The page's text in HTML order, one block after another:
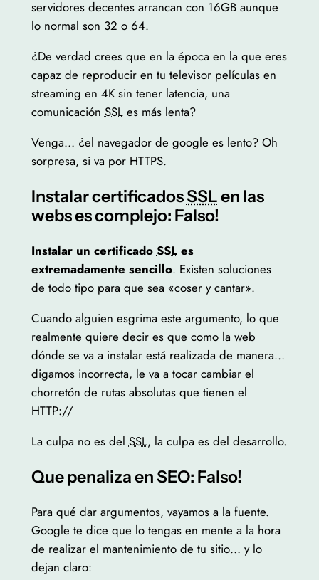
servidores decentes arrancan con 16GB aunque
lo normal son 32 o 64.
¿De verdad crees que en la época en la que eres
capaz de reproducir en tu televisor películas en
streaming en 4K sin tener latencia, una
comunicaciónSSLes más lenta?
Venga… ¿el navegador de google es lento? Oh
sorpresa, si va por HTTPS.
Instalar certificadosSSLen las
webs es complejo: Falso!
Instalar un certificadoSSLes
extremadamente sencillo. Existen soluciones
de todo tipo para que sea «coser y cantar».
Cuando alguien esgrima este argumento, lo que
realmente quiere decir es que como la web
dónde se va a instalar está realizada de manera…
digamos incorrecta, le va a tocar cambiar el
chorretón de rutas absolutas que tienen el
HTTP://
La culpa no es del SSL, la culpa es del desarrollo.
Que penaliza en SEO: Falso!
Para qué dar argumentos, vayamos a la fuente.
Google te dice que lo tengas en mente a la hora
de realizar el mantenimiento de tu sitio… y lo
dejan claro: